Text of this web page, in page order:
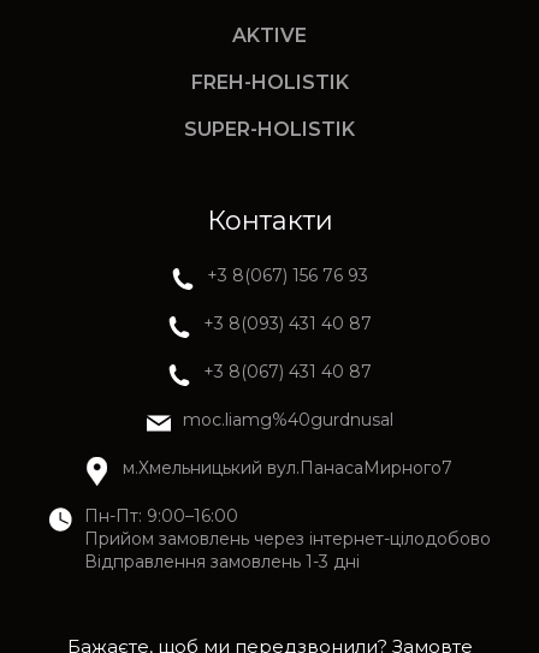
AKTIVE
FREH-HOLISTIK
SUPER-HOLISTIK
Контакти
+3 8(067) 156 76 93
+3 8(093) 431 40 87
+3 8(067) 431 40 87
moc.liamg%40gurdnusal
м.Хмельницький вул.ПанасаМирного7
Пн-Пт: 9:00–16:00
Прийом замовлень через інтернет-цілодобово
Відправлення замовлень 1-3 дні
Бажаєте, щоб ми передзвонили? Замовте